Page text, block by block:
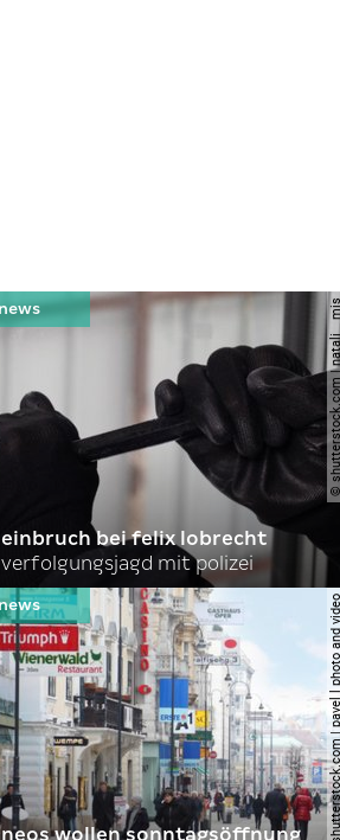
©
einbruch bei felix lobrecht
verfolgungsjagd mit polizei
©
neos wollen sonntagsöffnung